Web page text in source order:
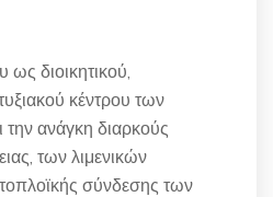
διοικητικού,
κέντρου των
ανάγκη διαρκούς
των λιμενικών
σύνδεσης των